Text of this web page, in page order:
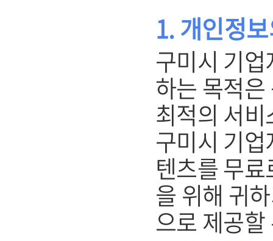
1. 개인정
구미시 기
하는 목적
최적의 서
구미시 기
텐츠를 무
을 위해 귀
으로 제공